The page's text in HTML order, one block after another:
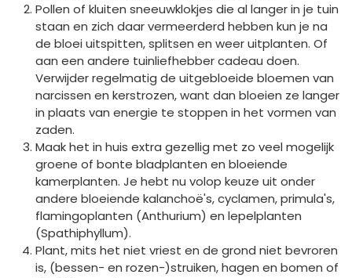
Pollen of kluiten sneeuwklokjes die al langer in je tuin
staan en zich daar vermeerderd hebben kun je na
de bloei uitspitten, splitsen en weer uitplanten. Of
aan een andere tuinliefhebber cadeau doen.
Verwijder regelmatig de uitgebloeide bloemen van
narcissen en kerstrozen, want dan bloeien ze langer
in plaats van energie te stoppen in het vormen van
zaden.
Maak het in huis extra gezellig met zo veel mogelijk
groene of bonte bladplanten en bloeiende
kamerplanten. Je hebt nu volop keuze uit onder
andere bloeiende kalanchoë's, cyclamen, primula's,
flamingoplanten (Anthurium) en lepelplanten
(Spathiphyllum).
Plant, mits het niet vriest en de grond niet bevroren
is, (bessen- en rozen-)struiken, hagen en bomen of